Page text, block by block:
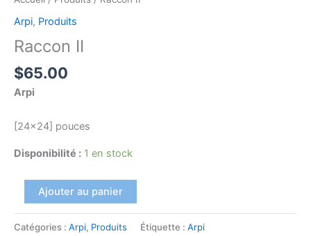
Arpi, Produits
Raccon II
$65.00
Arpi
[24×24] pouces
Disponibilité : 1 en stock
Ajouter au panier
Catégories : Arpi, Produits Étiquette : Arpi